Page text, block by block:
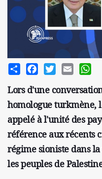
Share FacebookTwitterEmail
Lors d'une
homologue turkmène,
appelé à l'unité des
référence aux récents
régime sioniste dans
les peuples de